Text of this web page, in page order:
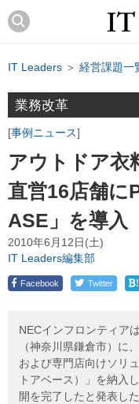
IT Leaders ＞ 経営課題一
業務改革
事例ニュース
アウトドア衣
直営16店舗に
ASE」を導入
2010年6月12日(土)
IT Leaders編集部
Facebook Twitter !
NECインフロンティア
（神奈川県鎌倉市）に
および専門店向けソリ
トアベース）」を納入
開を完了したと発表し